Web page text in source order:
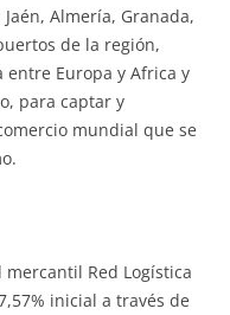
Almería, Granada,
de la región,
Europa y Africa y
para captar y
mundial que se
Red Logística
inicial a través de